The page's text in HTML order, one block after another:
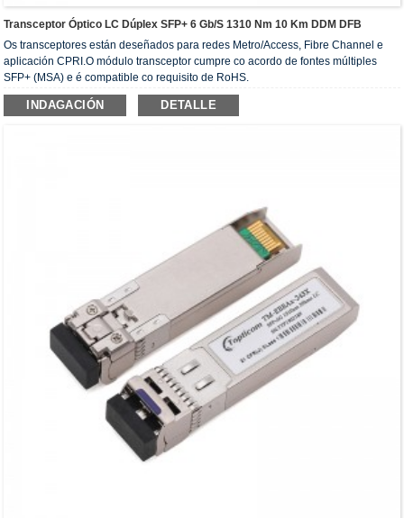
Transceptor Óptico LC Dúplex SFP+ 6 Gb/s 1310 Nm 10 Km DDM DFB
Os transceptores están deseñados para redes Metro/Access, Fibre Channel e
aplicación CPRI.O módulo transceptor cumpre co acordo de fontes múltiples
SFP+ (MSA) e é compatible co requisito de RoHS.
INDAGACIÓN DETALLE